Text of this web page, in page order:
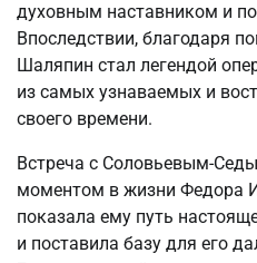
духовным наставником и
Впоследствии, благодаря
Шаляпин стал легендой
из самых узнаваемых и
своего времени.
Встреча с Соловьевым-
моментом в жизни Федора
показала ему путь
и поставила базу для его